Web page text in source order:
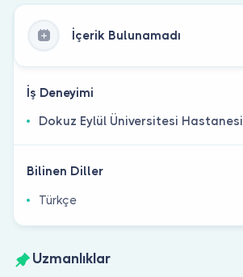
İçerik Bulunamadı
İş Deneyimi
Dokuz Eylül Üniversitesi Hastanesi
Bilinen Diller
Türkçe
Uzmanlıklar